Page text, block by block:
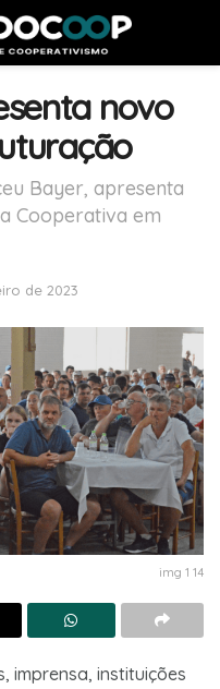
novo
Bayer, apresenta
Cooperativa em
de 2023
img 1 14
imprensa, instituições